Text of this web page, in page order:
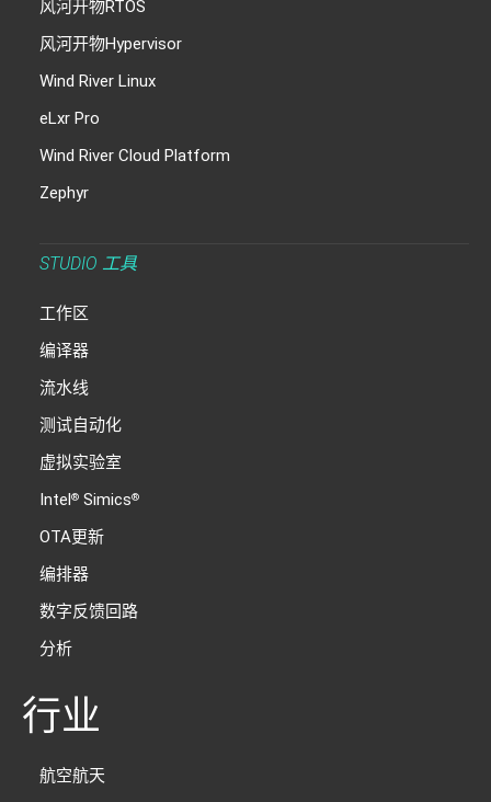
风河开物RTOS
风河开物Hypervisor
Wind River Linux
eLxr Pro
Wind River Cloud Platform
Zephyr
STUDIO 工具
工作区
编译器
流水线
测试自动化
虚拟实验室
Intel® Simics®
OTA更新
编排器
数字反馈回路
分析
行业
航空航天